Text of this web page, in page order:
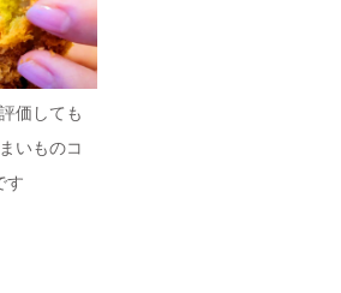
価しても
いものコ
す